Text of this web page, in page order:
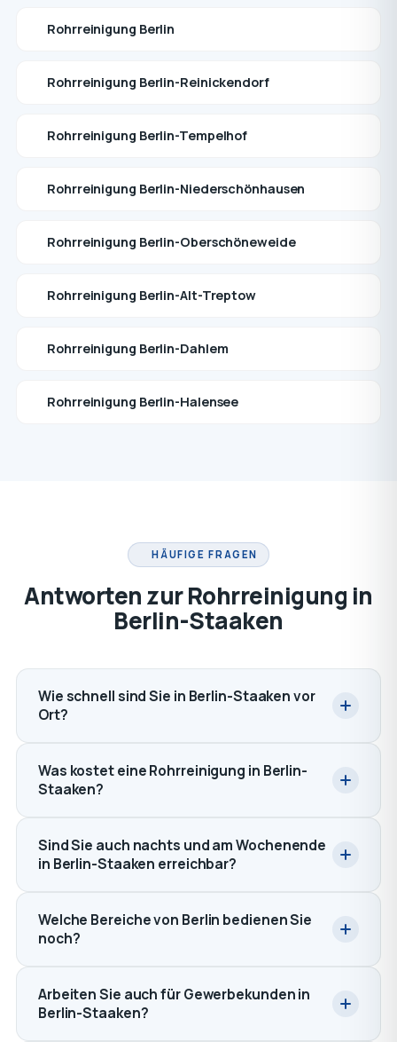
Rohrreinigung Berlin
Rohrreinigung Berlin-Reinickendorf
Rohrreinigung Berlin-Tempelhof
Rohrreinigung Berlin-Niederschönhausen
Rohrreinigung Berlin-Oberschöneweide
Rohrreinigung Berlin-Alt-Treptow
Rohrreinigung Berlin-Dahlem
Rohrreinigung Berlin-Halensee
HÄUFIGE FRAGEN
Antworten zur Rohrreinigung in
Berlin-Staaken
Wie schnell sind Sie in Berlin-Staaken vor
Ort?
Was kostet eine Rohrreinigung in Berlin-
Staaken?
Sind Sie auch nachts und am Wochenende
in Berlin-Staaken erreichbar?
Welche Bereiche von Berlin bedienen Sie
noch?
Arbeiten Sie auch für Gewerbekunden in
Berlin-Staaken?